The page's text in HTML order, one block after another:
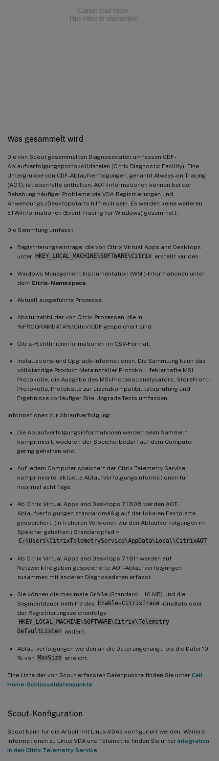
Was gesammelt wird
Die von Scout gesammelten Diagnosedaten umfassen CDF-
Ablaufverfolgungsprotokolldateien (Citrix Diagnostic Facility). Eine
Untergruppe von CDF-Ablaufverfolgungen, genannt Always-on Tracing
(AOT), ist ebenfalls enthalten. AOT-Informationen können bei der
Behebung häufiger Probleme wie VDA-Registrierungen und
Anwendungs-/Desktopstarts hilfreich sein. Es werden keine weiteren
ETW-Informationen (Event Tracing for Windows) gesammelt.
Die Sammlung umfasst:
Registrierungseinträge, die von Citrix Virtual Apps and Desktops
unter HKEY_LOCAL_MACHINE\SOFTWARE\Citrix erstellt wurden.
Windows Management Instrumentation (WMI)-Informationen unter
dem Citrix-Namespace
Aktuell ausgeführte Prozesse.
Absturzabbilder von Citrix-Prozessen, die in
%PROGRAMDATA%\Citrix\CDF gespeichert sind.
Citrix-Richtlinieninformationen im CSV-Format.
Installations- und Upgrade-Informationen. Die Sammlung kann das
vollständige Produkt-Metainstaller-Protokoll, fehlerhafte MSI-
Protokolle, die Ausgabe des MSI-Protokollanalysators, StoreFront-
Protokolle, Protokolle zur Lizenzkompatibilitätsprüfung und
Ergebnisse vorläufiger Site-Upgrade-Tests umfassen.
Informationen zur Ablaufverfolgung:
Die Ablaufverfolgungsinformationen werden beim Sammeln
komprimiert, wodurch der Speicherbedarf auf dem Computer
gering gehalten wird.
Auf jedem Computer speichert der Citrix Telemetry Service
komprimierte, aktuelle Ablaufverfolgungsinformationen für
maximal acht Tage.
Ab Citrix Virtual Apps and Desktops 7 1808 werden AOT-
Ablaufverfolgungen standardmäßig auf der lokalen Festplatte
gespeichert. (In früheren Versionen wurden Ablaufverfolgungen im
Speicher gehalten.) Standardpfad =
C:\Users\CitrixTelemetryService\AppData\Local\CitrixAOT
Ab Citrix Virtual Apps and Desktops 7 1811 werden auf
Netzwerkfreigaben gespeicherte AOT-Ablaufverfolgungen
zusammen mit anderen Diagnosedaten erfasst.
Sie können die maximale Größe (Standard = 10 MB) und die
Segmentdauer mithilfe des
Enable-CitrixTrace -Cmdlets oder
der Registrierungszeichenfolge
HKEY_LOCAL_MACHINE\SOFTWARE\Citrix\Telemetry
DefaultListen ändern.
Ablaufverfolgungen werden an die Datei angehängt, bis die Datei 10
% von MaxSize erreicht.
Eine Liste der von Scout erfassten Datenpunkte finden Sie unter Call
Home-Schlüsseldatenpunkte
Scout-Konfiguration
Scout kann für die Arbeit mit Linux-VDAs konfiguriert werden. Weitere
Informationen zu Linux VDA und Telemetrie finden Sie unter Integration
in den Citrix Telemetry Service